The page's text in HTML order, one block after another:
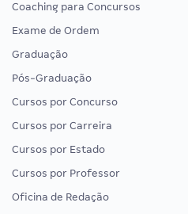
Coaching para Concursos
Exame de Ordem
Graduação
Pós-Graduação
Cursos por Concurso
Cursos por Carreira
Cursos por Estado
Cursos por Professor
Oficina de Redação